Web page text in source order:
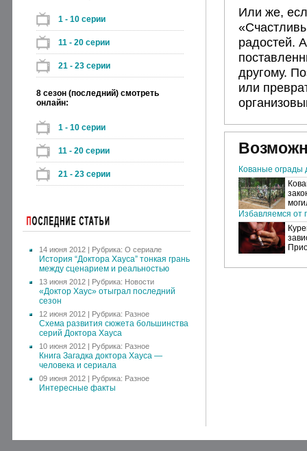
1 - 10 серии
11 - 20 серии
21 - 23 серии
8 сезон (последний) смотреть
онлайн:
1 - 10 серии
11 - 20 серии
21 - 23 серии
14 июня 2012 | Рубрика: О сериале
История “Доктора Хауса” тонкая грань
между сценарием и реальностью
13 июня 2012 | Рубрика: Новости
«Доктор Хаус» отыграл последний
сезон
12 июня 2012 | Рубрика: Разное
Схема развития сюжета большинства
серий Доктора Хауса
10 июня 2012 | Рубрика: Разное
Книга Загадка доктора Хауса —
человека и сериала
09 июня 2012 | Рубрика: Разное
Интересные факты
Или же,
радостей.
другому.
или
Кованые ограды
Избавляемся от